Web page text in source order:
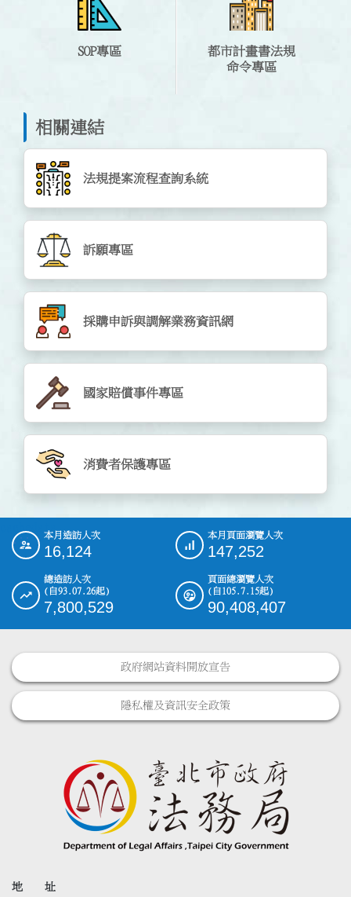
SOP專區
都市計畫書法規
命令專區
相關連結
法規提案流程查詢系統
訴願專區
採購申訴與調解業務資訊網
國家賠償事件專區
消費者保護專區
:::
本月造訪人次
16,124
本月頁面瀏覽人次
147,252
總造訪人次
(自93.07.26起)
7,800,529
頁面總瀏覽人次
(自105.7.15起)
90,408,407
政府網站資料開放宣告
隱私權及資訊安全政策
地 址